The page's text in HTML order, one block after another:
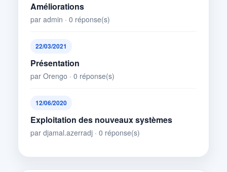
Améliorations
par admin · 0 réponse(s)
22/03/2021
Présentation
par Orengo · 0 réponse(s)
12/06/2020
Exploitation des nouveaux systèmes
par djamal.azerradj · 0 réponse(s)